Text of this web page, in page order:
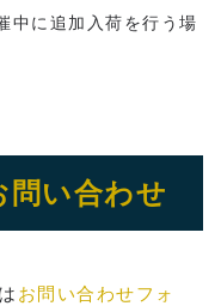
中に追加入荷を行う場
い合わせ
お問い合わせフォ